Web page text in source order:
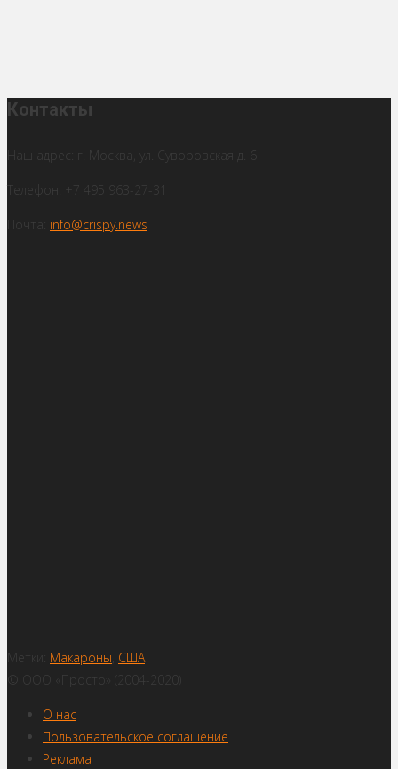
Контакты
Наш адрес: г. Москва, ул. Суворовская д. 6
Телефон: +7 495 963-27-31
Почта: info@crispy.news
Метки: Макароны США
© ООО «Просто» (2004-2020)
О нас
Пользовательское соглашение
Реклама